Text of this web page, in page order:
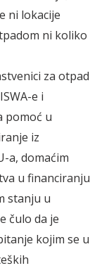
ni lokacije
ni koliko
za otpad
e i
pomoć u
iz
a, domaćim
u financiranju
stanju u
čulo da je
kojim se u